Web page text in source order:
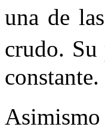
una de
crudo.
constante.